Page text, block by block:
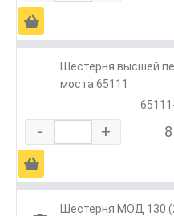
Ä
Шестерня высшей
моста 65111
- +
Ä
Шестерня МОД 130